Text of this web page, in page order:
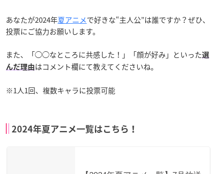
あなたが2024年夏アニメで好きな“主人公”は誰ですか？ぜひ、
投票にご協力お願いします。
また、「◯◯なところに共感した！」「顔が好み」といった選
んだ理由はコメント欄にて教えてくださいね。
※1人1回、複数キャラに投票可能
2024年夏アニメ一覧はこちら！